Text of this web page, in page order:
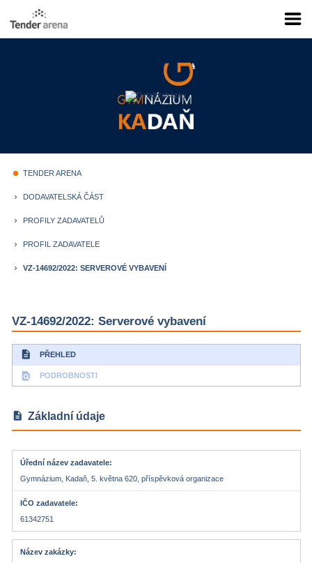
fiber_manual_record TENDER ARENA
keyboard_arrow_right DODAVATELSKÁ ČÁST
keyboard_arrow_right PROFILY ZADAVATELŮ
keyboard_arrow_right PROFIL ZADAVATELE
keyboard_arrow_right VZ-14692/2022: SERVEROVÉ VYBAVENÍ
VZ-14692/2022: Serverové vybavení
description PŘEHLED
find_in_page PODROBNOSTI
description Základní údaje
Úřední název zadavatele
Gymnázium, Kadaň, 5. května 620, příspěvková organizace
IČO zadavatele
61342751
Název zakázky